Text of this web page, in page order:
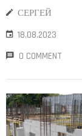
СЕРГЕЙ
18.08.2023
0 COMMENT